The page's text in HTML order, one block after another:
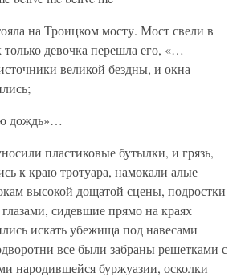
на Троицком мосту. Мост свели в
только девочка перешла его, «…
великой бездны, и окна
дождь»…
пластиковые бутылки, и грязь,
к краю тротуара, намокали алые
высокой дощатой сцены, подростки
сидевшие прямо на краях
искать убежища под навесами
все были забраны решетками с
народившейся буржуазии, осколки